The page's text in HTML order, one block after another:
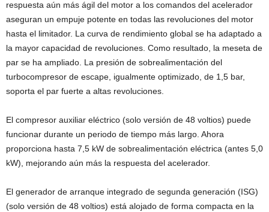
respuesta aún más ágil del motor a los comandos del acelerador
aseguran un empuje potente en todas las revoluciones del motor
hasta el limitador. La curva de rendimiento global se ha adaptado a
la mayor capacidad de revoluciones. Como resultado, la meseta de
par se ha ampliado. La presión de sobrealimentación del
turbocompresor de escape, igualmente optimizado, de 1,5 bar,
soporta el par fuerte a altas revoluciones.
El compresor auxiliar eléctrico (solo versión de 48 voltios) puede
funcionar durante un periodo de tiempo más largo. Ahora
proporciona hasta 7,5 kW de sobrealimentación eléctrica (antes 5,0
kW), mejorando aún más la respuesta del acelerador.
El generador de arranque integrado de segunda generación (ISG)
(solo versión de 48 voltios) está alojado de forma compacta en la